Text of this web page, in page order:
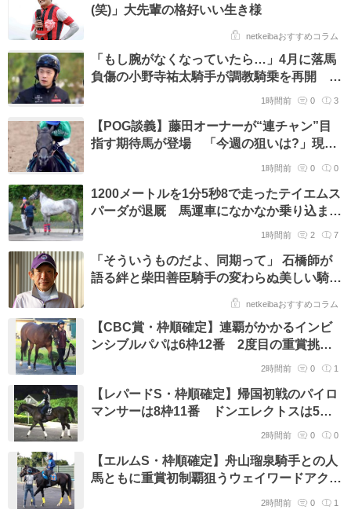
(笑)」大先輩の格好いい生き様
netkeibaおすすめコラム
「もし腕がなくなっていたら…」4月に落馬
負傷の小野寺祐太騎手が調教騎乗を再開 壮
1時間前 0 3
【POG談義】藤田オーナーが“連チャン”目
指す期待馬が登場 「今週の狙いは?」現場
1時間前 0 0
1200メートルを1分5秒8で走ったテイエムス
パーダが退厩 馬運車になかなか乗り込まな
1時間前 2 7
「そういうものだよ、同期って」 石橋師が
語る絆と柴田善臣騎手の変わらぬ美しい騎乗
netkeibaおすすめコラム
【CBC賞・枠順確定】連覇がかかるインビ
ンシブルパパは6枠12番 2度目の重賞挑戦
のディアナザールは4枠7番に決定
2時間前 0 1
【レパードS・枠順確定】帰国初戦のパイロ
マンサーは8枠11番 ドンエレクトスは5枠6
2時間前 0 0
【エルムS・枠順確定】舟山瑠泉騎手との人
馬ともに重賞初制覇狙うウェイワードアクト
2時間前 0 1